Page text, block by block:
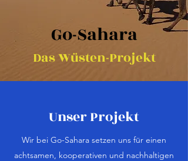
Go-Sahara
Das Wüsten-Projekt
Unser Projekt
Wir bei Go-Sahara setzen uns für einen
achtsamen, kooperativen und nachhaltigen